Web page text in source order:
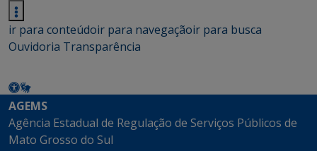
ir para conteúdoir para navegaçãoir para busca
Ouvidoria Transparência
AGEMS
Agência Estadual de Regulação de Serviços Públicos de
Mato Grosso do Sul